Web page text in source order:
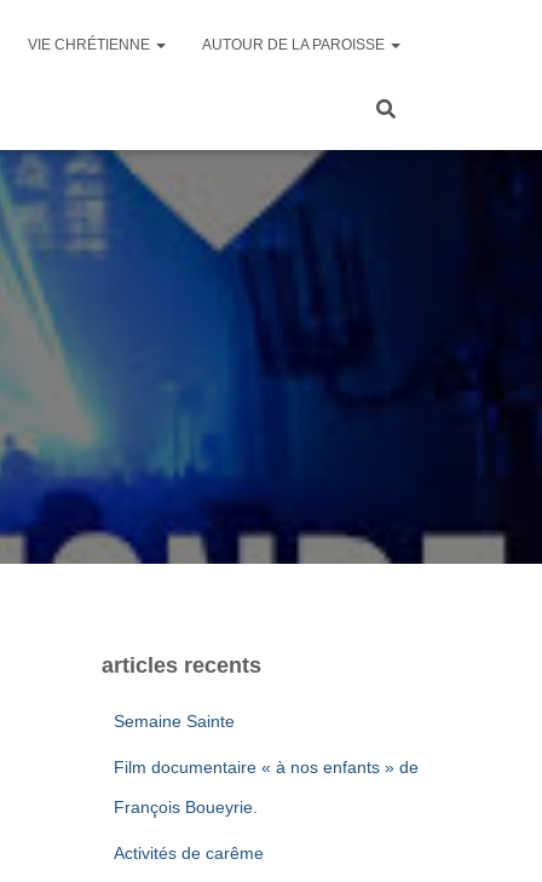
VIE CHRÉTIENNE AUTOUR DE LA PAROISSE
articles recents
Semaine Sainte
Film documentaire « à nos enfants » de
François Boueyrie.
Activités de carême